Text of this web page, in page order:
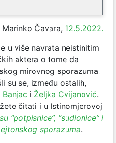
Marinko Čavara, 12.5.2022.
u više navrata neistinitim
aktera o tome da
mirovnog sporazuma,
su se, između ostalih,
Banjac i Željka Cvijanović.
čitati i u Istinomjerovoj
“potpisnice”, “sudionice” i
sporazuma.